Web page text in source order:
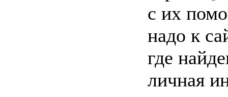
с их
надо к
где
личная